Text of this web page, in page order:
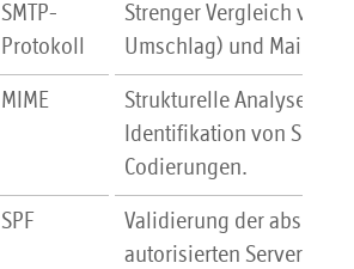
SMTP-
Protokoll
Strenger Vergleich von
Umschlag) und Mail-
MIME
Strukturelle Analyse von
Identifikation von
Codierungen.
SPF
Validierung der
autorisierten Server der